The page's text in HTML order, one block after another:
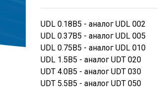
UDL 0.18В5 - аналог UDL 002
UDL 0.37В5 - аналог UDL 005
UDL 0.75В5 - аналог UDL 010
UDL 1.5В5 - аналог UDT 020
UDТ 4.0В5 - аналог UDT 030
UDТ 5.5В5 - аналог UDT 050